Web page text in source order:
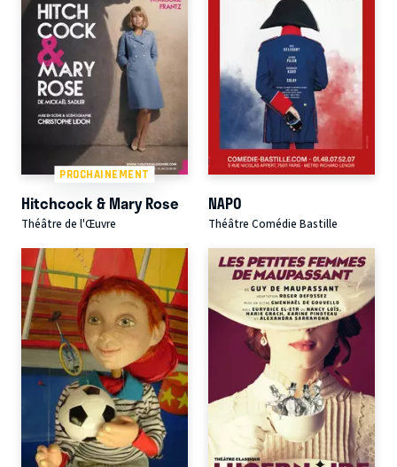
PROCHAINEMENT
Hitchcock & Mary Rose
Théâtre de l'Œuvre
NAPO
Théâtre Comédie Bastille